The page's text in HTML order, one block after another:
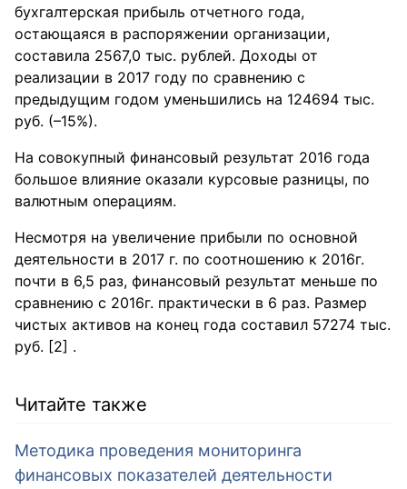
бухгалтерская прибыль отчетного года,
остающаяся в распоряжении организации,
составила 2567,0 тыс. рублей. Доходы от
реализации в 2017 году по сравнению с
предыдущим годом уменьшились на 124694 тыс.
руб. (–15%).
На совокупный финансовый результат 2016 года
большое влияние оказали курсовые разницы, по
валютным операциям.
Несмотря на увеличение прибыли по основной
деятельности в 2017 г. по соотношению к 2016г.
почти в 6,5 раз, финансовый результат меньше по
сравнению с 2016г. практически в 6 раз. Размер
чистых активов на конец года составил 57274 тыс.
руб. [2] .
Читайте также
Методика проведения мониторинга
финансовых показателей деятельности